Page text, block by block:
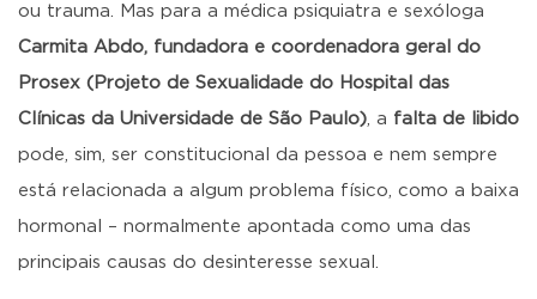
ou trauma. Mas para a médica psiquiatra e sexóloga
Carmita Abdo, fundadora e coordenadora geral do
Prosex (Projeto de Sexualidade do Hospital das
Clínicas da Universidade de São Paulo), a falta de libido
pode, sim, ser constitucional da pessoa e nem sempre
está relacionada a algum problema físico, como a baixa
hormonal – normalmente apontada como uma das
principais causas do desinteresse sexual.